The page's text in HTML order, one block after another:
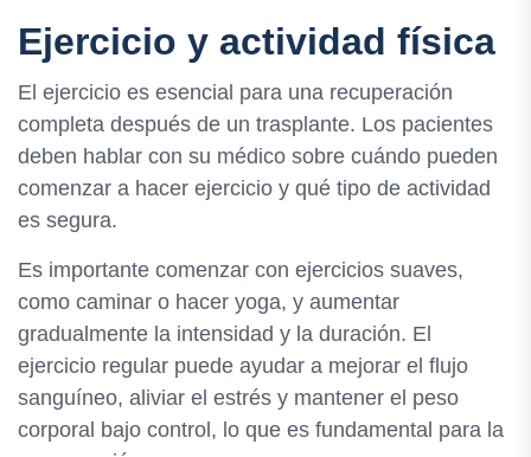
Ejercicio y actividad física
El ejercicio es esencial para una recuperación
completa después de un trasplante. Los pacientes
deben hablar con su médico sobre cuándo pueden
comenzar a hacer ejercicio y qué tipo de actividad
es segura.
Es importante comenzar con ejercicios suaves,
como caminar o hacer yoga, y aumentar
gradualmente la intensidad y la duración. El
ejercicio regular puede ayudar a mejorar el flujo
sanguíneo, aliviar el estrés y mantener el peso
corporal bajo control, lo que es fundamental para la